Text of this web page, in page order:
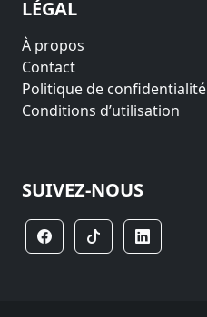
LÉGAL
À propos
Contact
Politique de confidentialité
Conditions d’utilisation
SUIVEZ-NOUS